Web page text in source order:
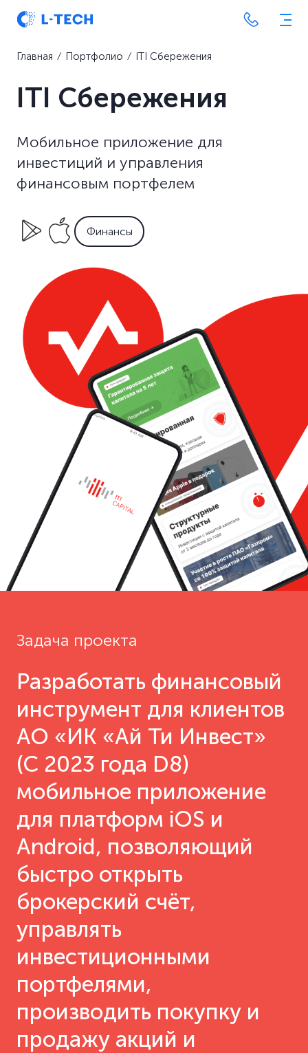
Главная ⁄ Портфолио ⁄ ITI Сбережения
ITI Сбережения
Мобильное приложение для
инвестиций и управления
финансовым портфелем
Финансы
Задача проекта
Разработать финансовый
инструмент для клиентов
АО «ИК «Ай Ти Инвест»
(С 2023 года D8)
мобильное приложение
для платформ iOS и
Android, позволяющий
быстро открыть
брокерский счёт,
управлять
инвестиционными
портфелями,
производить покупку и
продажу акций и